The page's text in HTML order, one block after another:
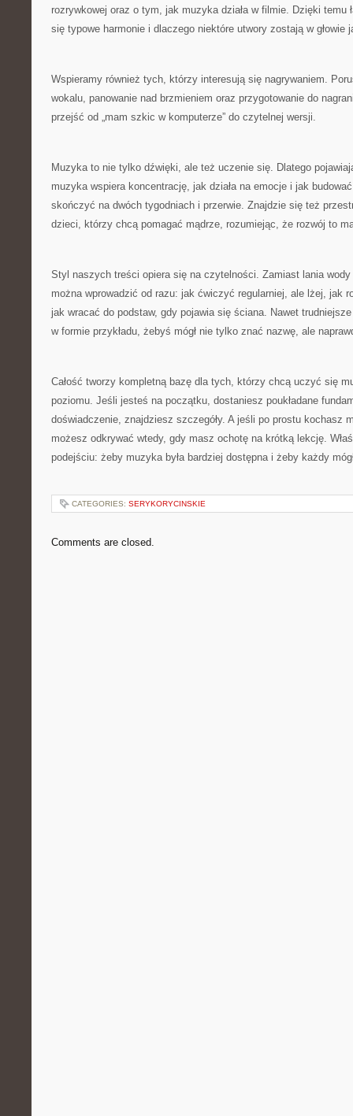
rozrywkowej oraz o tym, jak muzyka działa w filmie. Dzięki temu
się typowe harmonie i dlaczego niektóre utwory zostają w głowie
Wspieramy również tych, którzy interesują się nagrywaniem.
wokalu, panowanie nad brzmieniem oraz przygotowanie do
przejść od „mam szkic w komputerze” do czytelnej wersji.
Muzyka to nie tylko dźwięki, ale też uczenie się. Dlatego
muzyka wspiera koncentrację, jak działa na emocje i jak
skończyć na dwóch tygodniach i przerwie. Znajdzie się też
dzieci, którzy chcą pomagać mądrze, rozumiejąc, że rozwój to
Styl naszych treści opiera się na czytelności. Zamiast lania
można wprowadzić od razu: jak ćwiczyć regularniej, ale lżej, jak
jak wracać do podstaw, gdy pojawia się ściana. Nawet
w formie przykładu, żebyś mógł nie tylko znać nazwę, ale
Całość tworzy kompletną bazę dla tych, którzy chcą uczyć się
poziomu. Jeśli jesteś na początku, dostaniesz poukładane
doświadczenie, znajdziesz szczegóły. A jeśli po prostu kochasz
możesz odkrywać wtedy, gdy masz ochotę na krótką lekcję.
podejściu: żeby muzyka była bardziej dostępna i żeby każdy
CATEGORIES: SERYKORYCINSKIE
Comments are closed.